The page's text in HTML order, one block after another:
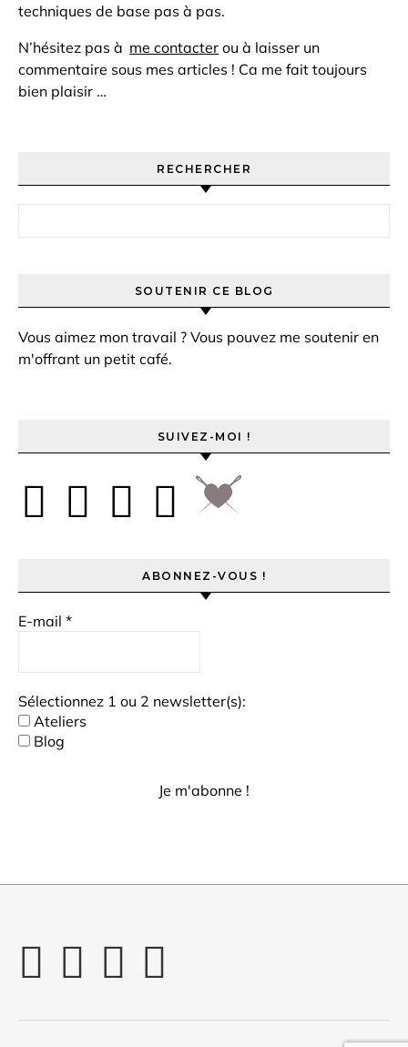
techniques de base pas à pas.
N’hésitez pas à me contacter ou à laisser un
commentaire sous mes articles ! Ca me fait toujours
bien plaisir …
RECHERCHER
SOUTENIR CE BLOG
Vous aimez mon travail ? Vous pouvez me soutenir en
m'offrant un petit café.
SUIVEZ-MOI !
ABONNEZ-VOUS !
E-mail *
Sélectionnez 1 ou 2 newsletter(s):
Ateliers
Blog